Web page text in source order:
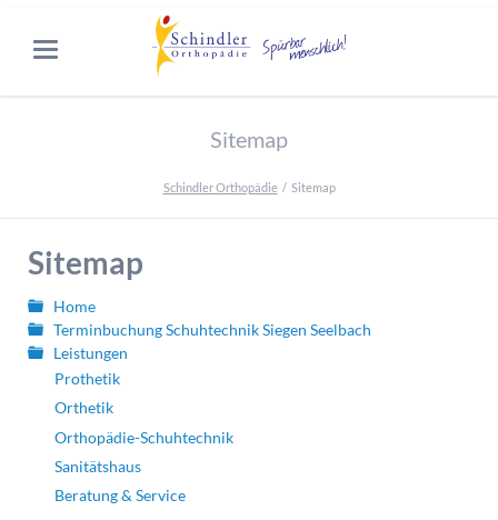
Sitemap
Schindler Orthopädie Sitemap
Sitemap
Home
Terminbuchung Schuhtechnik Siegen Seelbach
Leistungen
Prothetik
Orthetik
Orthopädie-Schuhtechnik
Sanitätshaus
Beratung & Service